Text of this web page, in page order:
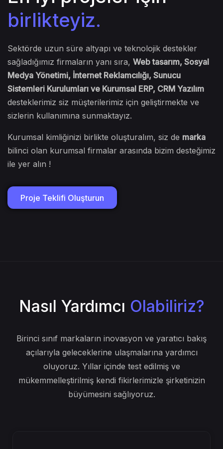
En iyi projeler için
birlikteyiz.
Sektörde uzun süre altyapı ve teknolojik destekler
sağladığımız firmaların yanı sıra,Web tasarım, Sosyal
Medya Yönetimi, İnternet Reklamcılığı, Sunucu
Sistemleri Kurulumları ve Kurumsal ERP, CRM Yazılım
desteklerimiz siz müşterilerimiz için geliştirmekte ve
sizlerin kullanımına sunmaktayız.
Kurumsal kimliğinizi birlikte oluşturalım, siz demarka
bilinci olan kurumsal firmalar arasında bizim desteğimiz
Birinci sınıf markaların inovasyon ve yaratıcı bakış
açılarıyla geleceklerine ulaşmalarına yardımcı
oluyoruz. Yıllar içinde test edilmiş ve
mükemmelleştirilmiş kendi fikirlerimizle şirketinizin